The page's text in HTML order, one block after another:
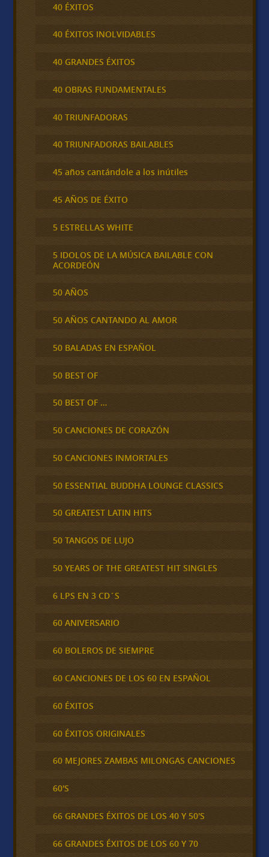
40 ÉXITOS
40 ÉXITOS INOLVIDABLES
40 GRANDES ÉXITOS
40 OBRAS FUNDAMENTALES
40 TRIUNFADORAS
40 TRIUNFADORAS BAILABLES
45 años cantándole a los inútiles
45 AÑOS DE ÉXITO
5 ESTRELLAS WHITE
5 IDOLOS DE LA MÚSICA BAILABLE CON
ACORDEÓN
50 AÑOS
50 AÑOS CANTANDO AL AMOR
50 BALADAS EN ESPAÑOL
50 BEST OF
50 BEST OF …
50 CANCIONES DE CORAZÓN
50 CANCIONES INMORTALES
50 ESSENTIAL BUDDHA LOUNGE CLASSICS
50 GREATEST LATIN HITS
50 TANGOS DE LUJO
50 YEARS OF THE GREATEST HIT SINGLES
6 LPS EN 3 CD´S
60 ANIVERSARIO
60 BOLEROS DE SIEMPRE
60 CANCIONES DE LOS 60 EN ESPAÑOL
60 ÉXITOS
60 ÉXITOS ORIGINALES
60 MEJORES ZAMBAS MILONGAS CANCIONES
60'S
66 GRANDES ÉXITOS DE LOS 40 Y 50'S
66 GRANDES ÉXITOS DE LOS 60 Y 70